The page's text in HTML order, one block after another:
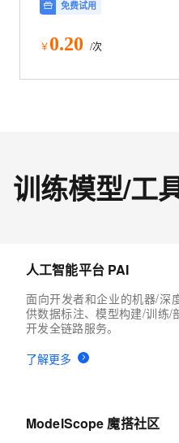
免费试用
￥ 0.20 /次
训练模型/工
人工智能平台 PAI
面向开发者和企业的机器/深
供数据标注、模型构建/训练/
开发全链路服务。
了解更多
ModelScope 魔搭社区